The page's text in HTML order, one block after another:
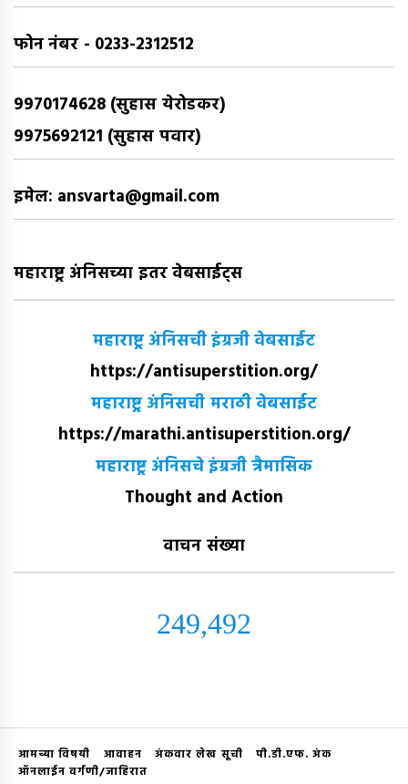
फोन नंबर - 0233-2312512
9970174628 (सुहास येरोडकर)
9975692121 (सुहास पवार)
इमेल: ansvarta@gmail.com
महाराष्ट्र अंनिसच्या इतर वेबसाईट्स
महाराष्ट्र अंनिसची इंग्रजी वेबसाईट
https://antisuperstition.org/
महाराष्ट्र अंनिसची मराठी वेबसाईट
https://marathi.antisuperstition.org/
महाराष्ट्र अंनिसचे इंग्रजी त्रैमासिक
Thought and Action
वाचन संख्या
249,492
आमच्या विषयी आवाहन अंकवार लेख सूची
पी.डी.एफ. अंक
ऑनलाईन वर्गणी/जाहिरात